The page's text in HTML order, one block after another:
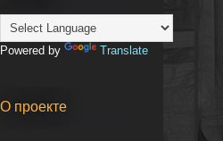
Powered by Translate
О проекте